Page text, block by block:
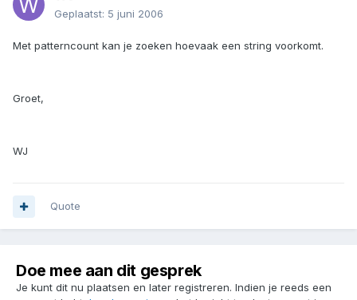
Geplaatst: 5 juni 2006
Met patterncount kan je zoeken hoevaak een string voorkomt.
Groet,
WJ
Quote
Doe mee aan dit gesprek
Je kunt dit nu plaatsen en later registreren. Indien je reeds een